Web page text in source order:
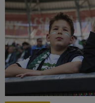
Jegyek
FM YouTube +
Hírek